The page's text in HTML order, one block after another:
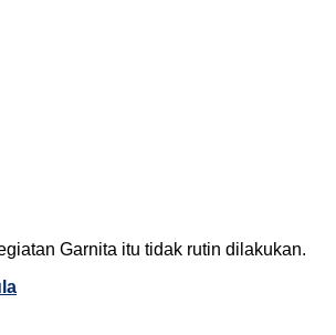
Garnita itu tidak rutin dilakukan.